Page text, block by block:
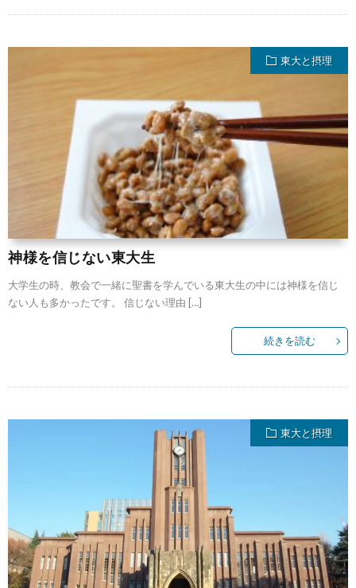
東大と摂理
神様を信じない東大生
大学生の時、教会で一緒に聖書を学んでいる東大生の中には神様を信じ
ない人も多かったです。 信じない理由 […]
続きを読む
東大と摂理